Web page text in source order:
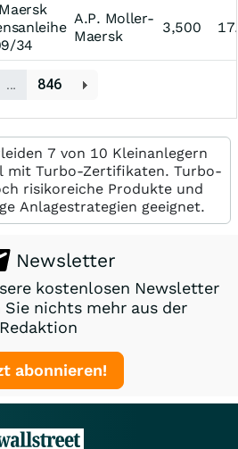
34
A.P. Moller-
Maersk
3,500
… 846
7 von 10 Kleinanlegern
mit Turbo-Zertifikaten. Turbo-
risikoreiche Produkte und
Anlagestrategien geeignet.
Newsletter
kostenlosen Newsletter
Sie nichts mehr aus der
Redaktion
abonnieren!